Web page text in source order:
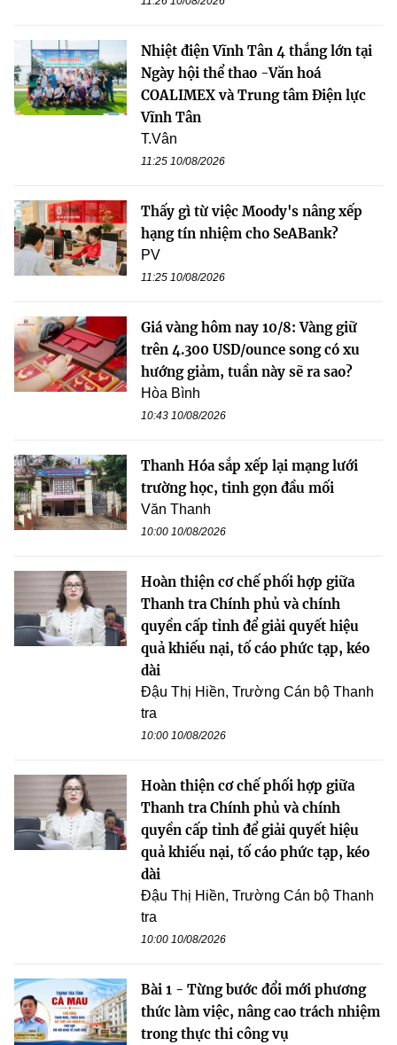
Nhiệt điện Vĩnh Tân 4 thắng lớn tại
Ngày hội thể thao -Văn hoá
COALIMEX và Trung tâm Điện lực
Vĩnh Tân
T.Vân
11:25 10/08/2026
Thấy gì từ việc Moody's nâng xếp
hạng tín nhiệm cho SeABank?
PV
11:25 10/08/2026
Giá vàng hôm nay 10/8: Vàng giữ
trên 4.300 USD/ounce song có xu
hướng giảm, tuần này sẽ ra sao?
Hòa Bình
10:43 10/08/2026
Thanh Hóa sắp xếp lại mạng lưới
trường học, tinh gọn đầu mối
Văn Thanh
10:00 10/08/2026
Hoàn thiện cơ chế phối hợp giữa
Thanh tra Chính phủ và chính
quyền cấp tỉnh để giải quyết hiệu
quả khiếu nại, tố cáo phức tạp, kéo
dài
Đậu Thị Hiền, Trường Cán bộ Thanh
tra
10:00 10/08/2026
Hoàn thiện cơ chế phối hợp giữa
Thanh tra Chính phủ và chính
quyền cấp tỉnh để giải quyết hiệu
quả khiếu nại, tố cáo phức tạp, kéo
dài
Đậu Thị Hiền, Trường Cán bộ Thanh
tra
10:00 10/08/2026
Bài 1 - Từng bước đổi mới phương
thức làm việc, nâng cao trách nhiệm
trong thực thi công vụ